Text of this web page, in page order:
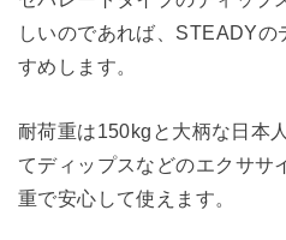
しいのであれば、STEADY
すめします。
耐荷重は150kgと大柄な日本
てディップスなどのエクササ
重で安心して使えます。